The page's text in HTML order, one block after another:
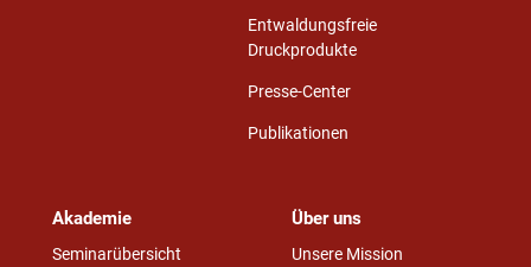
Entwaldungsfreie
Druckprodukte
Presse-Center
Publikationen
Akademie
Seminarübersicht
Über uns
Unsere Mission